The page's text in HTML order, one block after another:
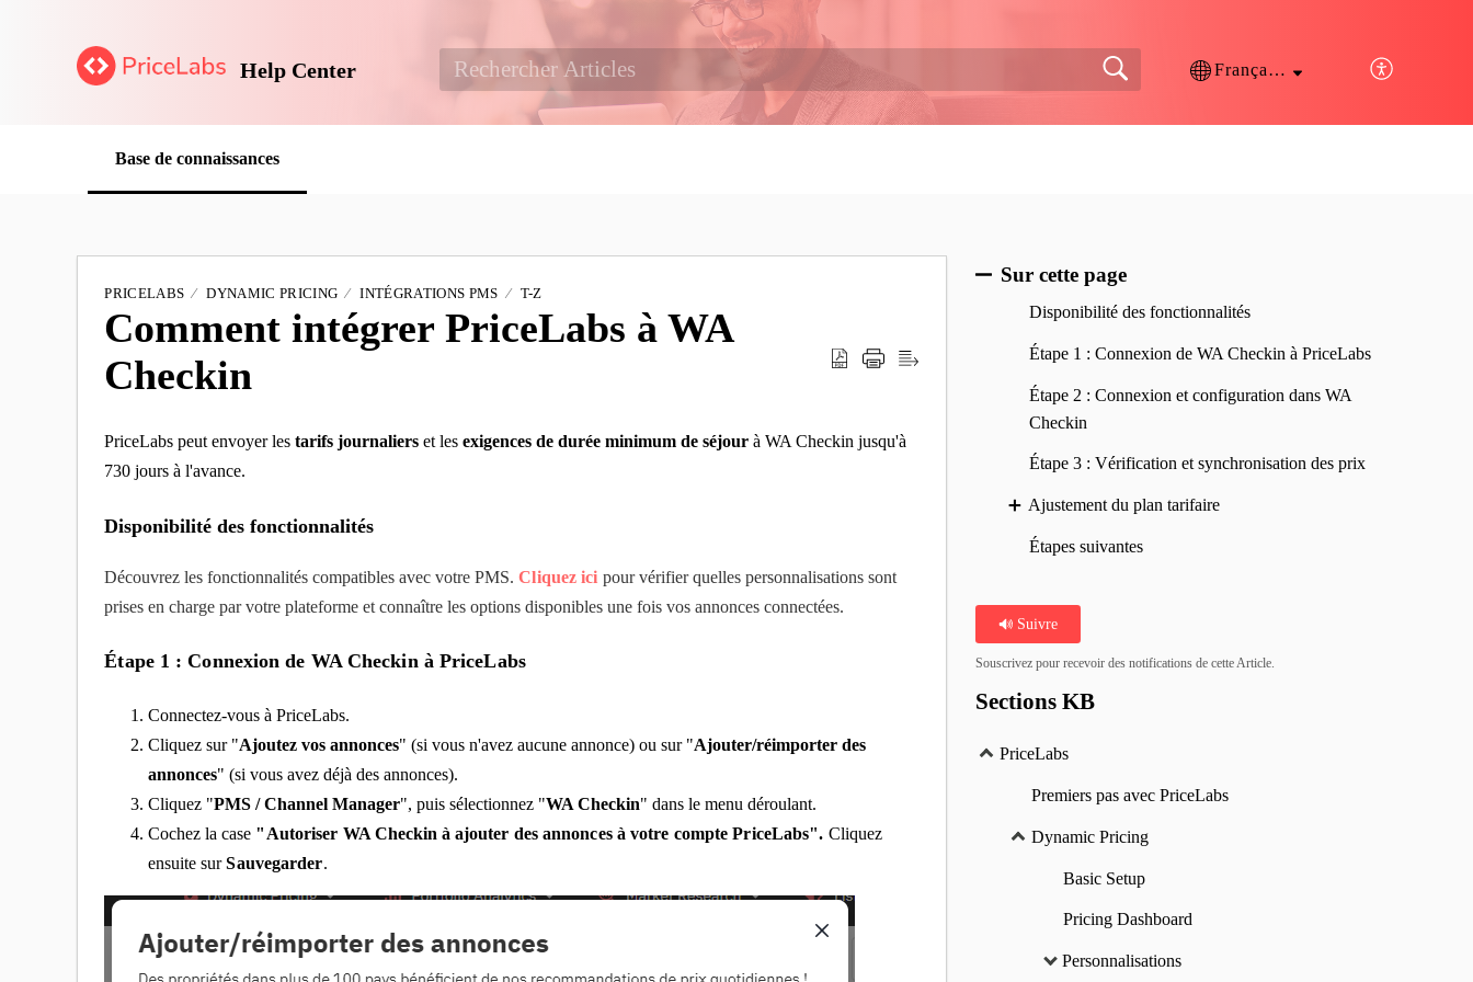
Help Center Français (France)
Base de connaissances
PRICELABS DYNAMIC PRICING INTÉGRATIONS PMS T-Z
Comment intégrer PriceLabs à WA
Checkin
PriceLabs peut envoyer lestarifs journaliers et lesexigences de durée minimum de séjour à WA Checkin jusqu'à
730 jours à l'avance.
Disponibilité des fonctionnalités
Découvrez les fonctionnalités compatibles avec votre PMS. Cliquez ici pour vérifier quelles personnalisations sont
prises en charge par votre plateforme et connaître les options disponibles une fois vos annonces connectées.
Étape 1 : Connexion de WA Checkin à PriceLabs
Connectez-vous à PriceLabs.
Cliquez sur "Ajoutez vos annonces" (si vous n'avez aucune annonce) ou sur "Ajouter/réimporter des
annonces" (si vous avez déjà des annonces).
Cliquez "PMS / Channel Manager", puis sélectionnez "WA Checkin" dans le menu déroulant.
Cochez la case " Autoriser WA Checkin à ajouter des annonces à votre compte PriceLabs". Cliquez
ensuite surSauvegarder.
Sur cette page
Disponibilité des fonctionnalités
Étape 1 : Connexion de WA Checkin à PriceLabs
Étape 2 : Connexion et configuration dans WA
Checkin
Étape 3 : Vérification et synchronisation des prix
Ajustement du plan tarifaire
Étapes suivantes
Suivre
Souscrivez pour recevoir des notifications de cette Article.
Sections KB
PriceLabs
Premiers pas avec PriceLabs
Dynamic Pricing
Basic Setup
Pricing Dashboard
Personnalisations